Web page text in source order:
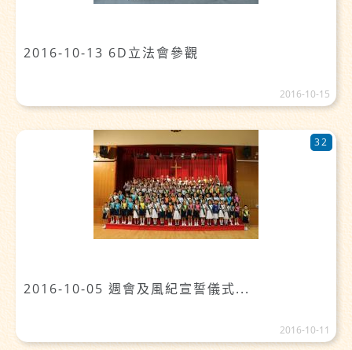
2016-10-13 6D立法會參觀
2016-10-15
2016-10-05 週會及風紀宣誓儀式...
32
2016-10-11